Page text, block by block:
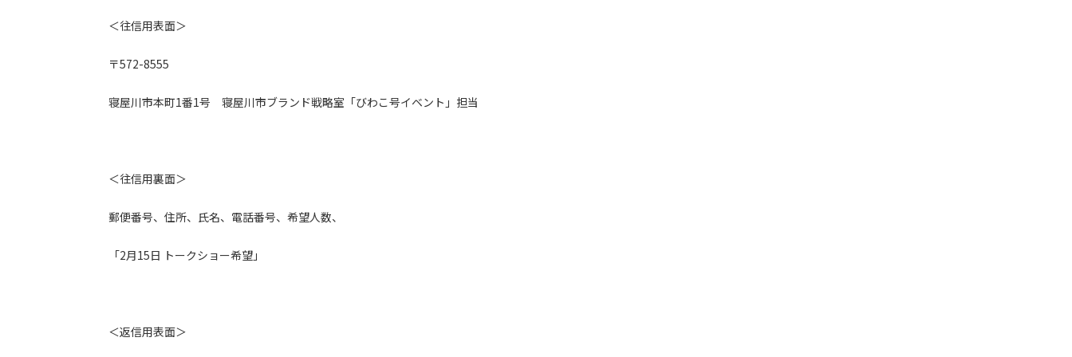
＜往信用表面＞
〒572-8555
寝屋川市本町1番1号 寝屋川市ブランド戦略室「びわこ号イベント」担当
＜往信用裏面＞
郵便番号、住所、氏名、電話番号、希望人数、
「2月15日 トークショー希望」
＜返信用表面＞